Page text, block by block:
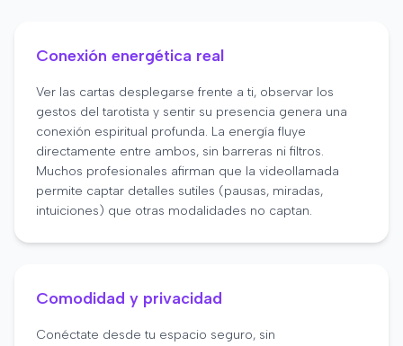
Conexión energética real
Ver las cartas desplegarse frente a ti, observar los
gestos del tarotista y sentir su presencia genera una
conexión espiritual profunda. La energía fluye
directamente entre ambos, sin barreras ni filtros.
Muchos profesionales afirman que la videollamada
permite captar detalles sutiles (pausas, miradas,
intuiciones) que otras modalidades no captan.
Comodidad y privacidad
Conéctate desde tu espacio seguro, sin